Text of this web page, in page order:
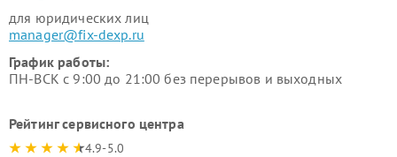
для юридических лиц
manager@fix-dexp.ru
График работы:
ПН-ВСК с 9:00 до 21:00 без перерывов и выходных
Рейтинг сервисного центра
4.9-5.0